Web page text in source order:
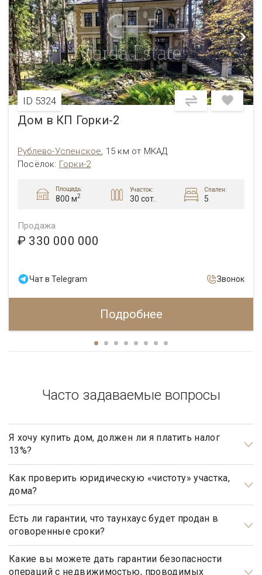
ID 5324
Дом в КП Горки-2
Рублево-Успенское, 15 км от МКАД
Посёлок: Горки-2
Площадь:
800 м2
Участок:
30 сот.
Спален:
5
Продажа
₽ 330 000 000
Чат в Telegram Звонок
Подробнее
Часто задаваемые вопросы
Я хочу купить дом, должен ли я платить налог
13%?
Нет, не должны. Платить налог 13% будет только продавец,
налог рассчитывается на прибыль.
Как проверить юридическую «чистоту» участка,
дома?
Проверка юридической «чистоты» важнейшая задача при
подготовке к сделке.
В каждом отдельном случае проверка индивидуальна и
зависит от истории объекта недвижимости, количества
собственников жилья, зарегистрированных лиц и т.д.
Есть ли гарантии, что таунхаус будет продан в
оговоренные сроки?
Да, агентство элитной недвижимости «Garda Estate»
гарантирует, что таунхаус будет продан в оговоренные
сроки, при условии, что Клиент принимает рекомендации,
Какие вы можете дать гарантии безопасности
операций с недвижимостью, проводимых